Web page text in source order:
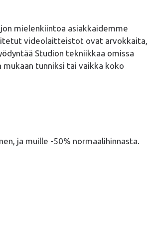
mielenkiintoa asiakkaidemme
videolaitteistot ovat arvokkaita,
Studion tekniikkaa omissa
tunniksi tai vaikka koko
ja muille -50% normaalihinnasta.